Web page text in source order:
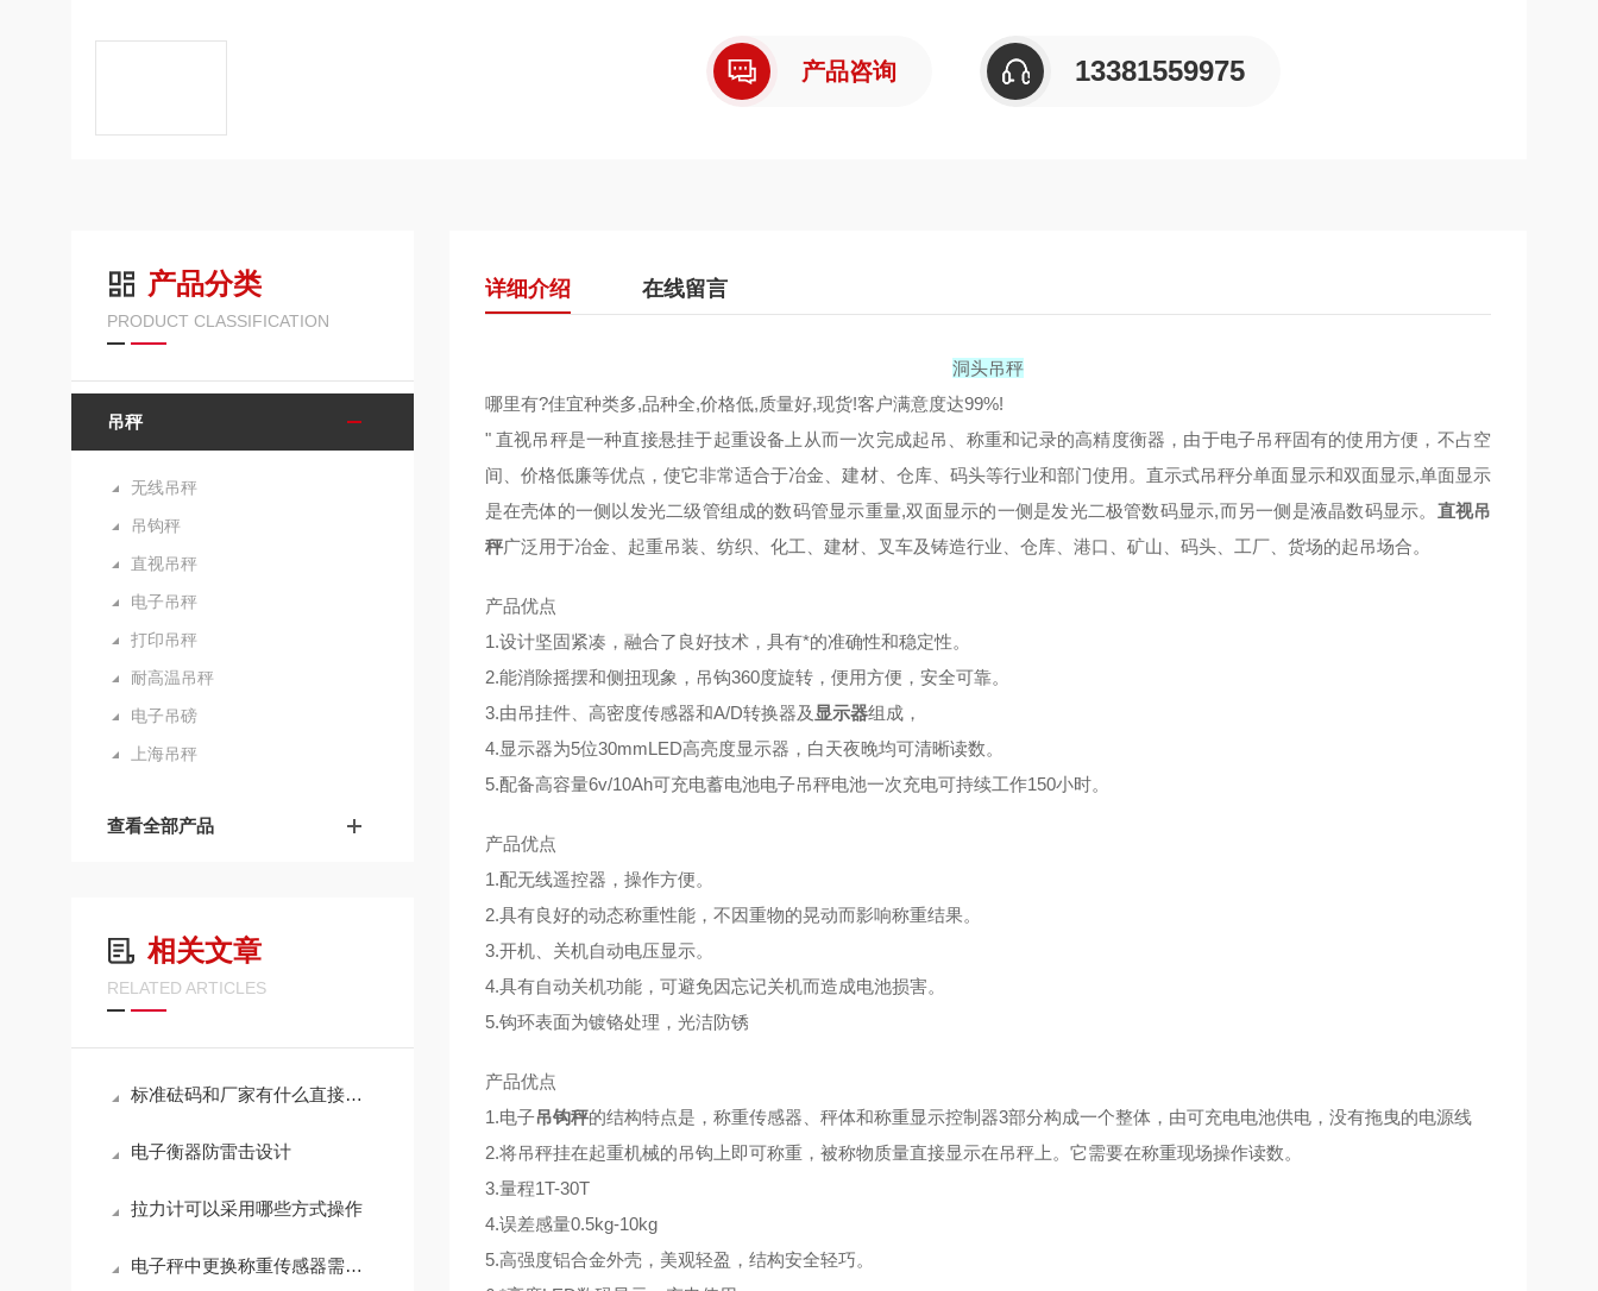
产品咨询 13381559975
产品分类
PRODUCT CLASSIFICATION
吊秤
无线吊秤
吊钩秤
直视吊秤
电子吊秤
打印吊秤
耐高温吊秤
电子吊磅
上海吊秤
查看全部产品
相关文章
RELATED ARTICLES
标准砝码和厂家有什么直接的关系
电子衡器防雷击设计
拉力计可以采用哪些方式操作
电子秤中更换称重传感器需注意的问题
详细介绍 在线留言
洞头吊秤
哪里有?佳宜种类多,品种全,价格低,质量好,现货!客户满意度达99%!
" 直视吊秤是一种直接悬挂于起重设备上从而一次完成起吊、称重和记录的高精度衡器，由于电子吊秤固有的使用方便，不占空
间、价格低廉等优点，使它非常适合于冶金、建材、仓库、码头等行业和部门使用。直示式吊秤分单面显示和双面显示,单面显示
是在壳体的一侧以发光二级管组成的数码管显示重量,双面显示的一侧是发光二极管数码显示,而另一侧是液晶数码显示。 直视吊
秤广泛用于冶金、起重吊装、纺织、化工、建材、叉车及铸造行业、仓库、港口、矿山、码头、工厂、货场的起吊场合。
产品优点
1.设计坚固紧凑，融合了良好技术，具有*的准确性和稳定性。
2.能消除摇摆和侧扭现象，吊钩360度旋转，便用方便，安全可靠。
3.由吊挂件、高密度传感器和A/D转换器及 显示器组成，
4.显示器为5位30mmLED高亮度显示器，白天夜晚均可清晰读数。
5.配备高容量6v/10Ah可充电蓄电池电子吊秤电池一次充电可持续工作150小时。
产品优点
1.配无线遥控器，操作方便。
2.具有良好的动态称重性能，不因重物的晃动而影响称重结果。
3.开机、关机自动电压显示。
4.具有自动关机功能，可避免因忘记关机而造成电池损害。
5.钩环表面为镀铬处理，光洁防锈
产品优点
1.电子吊钩秤的结构特点是，称重传感器、秤体和称重显示控制器3部分构成一个整体，由可充电电池供电，没有拖曳的电源线
2.将吊秤挂在起重机械的吊钩上即可称重，被称物质量直接显示在吊秤上。它需要在称重现场操作读数。
3.量程1T-30T
4.误差感量0.5kg-10kg
5.高强度铝合金外壳，美观轻盈，结构安全轻巧。